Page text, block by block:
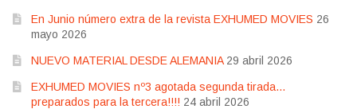
En Junio número extra de la revista EXHUMED MOVIES 26
mayo 2026
NUEVO MATERIAL DESDE ALEMANIA 29 abril 2026
EXHUMED MOVIES nº3 agotada segunda tirada…
preparados para la tercera!!!! 24 abril 2026